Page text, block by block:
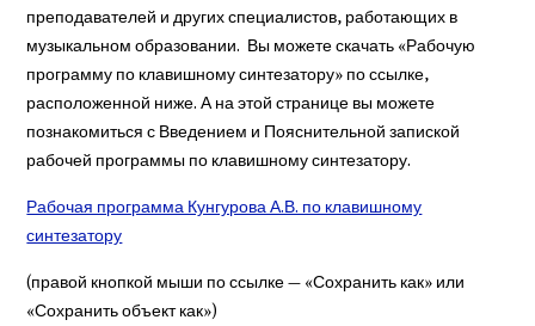
преподавателей и других специалистов, работающих в
музыкальном образовании. Вы можете скачать «Рабочую
программу по клавишному синтезатору» по ссылке,
расположенной ниже. А на этой странице вы можете
познакомиться с Введением и Пояснительной запиской
рабочей программы по клавишному синтезатору.
Рабочая программа Кунгурова А.В. по клавишному
синтезатору
(правой кнопкой мыши по ссылке — «Сохранить как» или
«Сохранить объект как»)